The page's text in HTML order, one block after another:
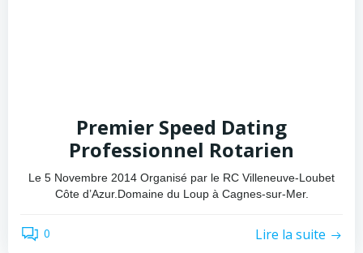
Premier Speed Dating
Professionnel Rotarien
Le 5 Novembre 2014 Organisé par le RC Villeneuve-Loubet
Côte d’Azur.Domaine du Loup à Cagnes-sur-Mer.
0 Lire la suite